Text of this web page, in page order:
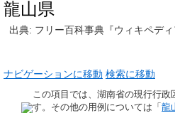
龍山県
出典: フリー百科事典『ウィキペデ
ナビゲーションに移動 検索に移動
この項目では、湖南省の現行行政
す。その他の用例については「龍